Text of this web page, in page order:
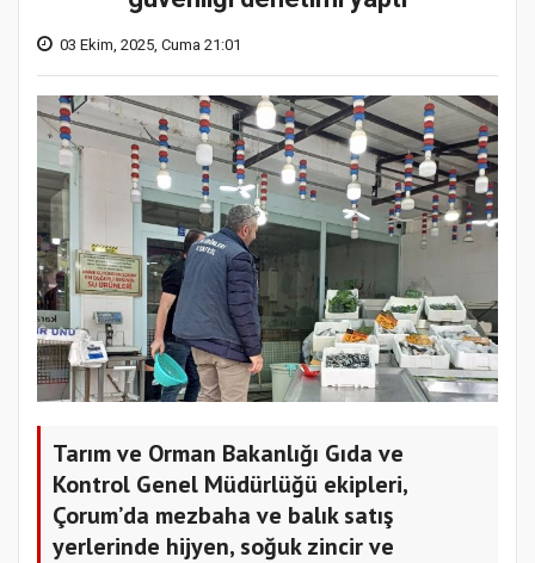
03 Ekim, 2025, Cuma 21:01
Tarım ve Orman Bakanlığı Gıda ve
Kontrol Genel Müdürlüğü ekipleri,
Çorum’da mezbaha ve balık satış
yerlerinde hijyen, soğuk zincir ve